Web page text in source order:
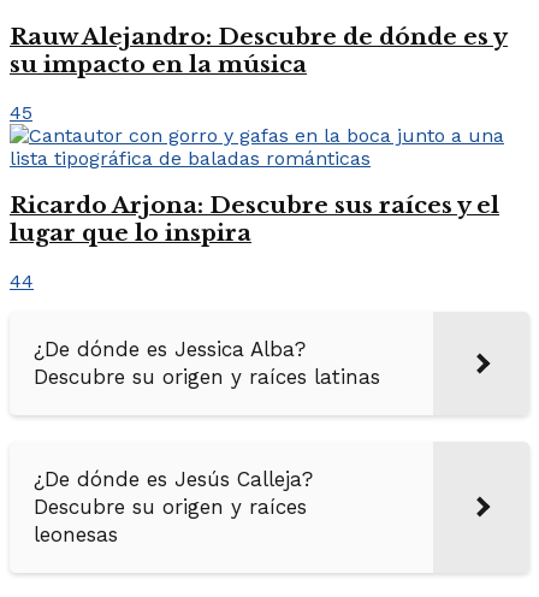
Rauw Alejandro: Descubre de dónde es y
su impacto en la música
45
Ricardo Arjona: Descubre sus raíces y el
lugar que lo inspira
44
¿De dónde es Jessica Alba?
Descubre su origen y raíces latinas
¿De dónde es Jesús Calleja?
Descubre su origen y raíces
leonesas